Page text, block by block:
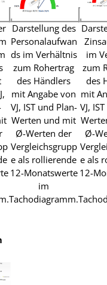
Darstellung des
Personalaufwan
ds im Verhältnis
zum Rohertrag
des Händlers
mit Angabe von
VJ, IST und Plan-
Werten und mit
Ø-Werten der
Vergleichsgrupp
e als rollierende
12-Monatswerte
im
Tachodiagramm.
im
zum
des
mit
VJ,
Ø-
e als
12-